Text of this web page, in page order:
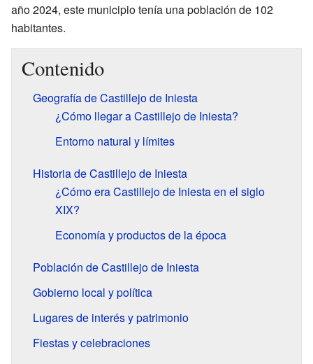
año 2024, este municipio tenía una población de 102
habitantes.
Contenido
Geografía de Castillejo de Iniesta
¿Cómo llegar a Castillejo de Iniesta?
Entorno natural y límites
Historia de Castillejo de Iniesta
¿Cómo era Castillejo de Iniesta en el siglo
XIX?
Economía y productos de la época
Población de Castillejo de Iniesta
Gobierno local y política
Lugares de interés y patrimonio
Fiestas y celebraciones